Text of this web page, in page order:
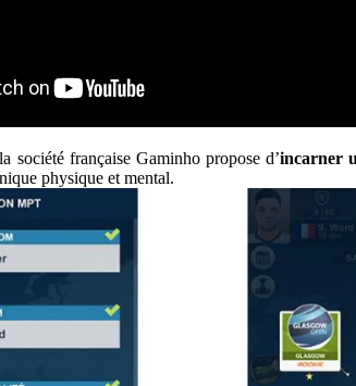
société française Gaminho propose d’incarner
physique et mental.